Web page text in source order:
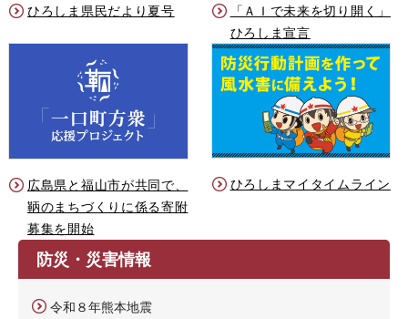
ひろしま県民だより夏号
「ＡＩで未来を切り開く」
ひろしま宣言
広島県と福山市が共同で、
鞆のまちづくりに係る寄附
募集を開始
ひろしまマイタイムライン
防災・災害情報
令和８年熊本地震